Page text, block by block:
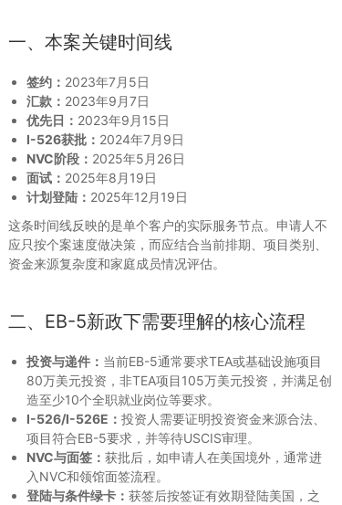
一、本案关键时间线
签约： 2023年7月5日
汇款： 2023年9月7日
优先日： 2023年9月15日
I-526获批： 2024年7月9日
NVC阶段： 2025年5月26日
面试： 2025年8月19日
计划登陆： 2025年12月19日
这条时间线反映的是单个客户的实际服务节点。申请人不
应只按个案速度做决策，而应结合当前排期、项目类别、
资金来源复杂度和家庭成员情况评估。
二、EB-5新政下需要理解的核心流程
投资与递件： 当前EB-5通常要求TEA或基础设施项目
80万美元投资，非TEA项目105万美元投资，并满足创
造至少10个全职就业岗位等要求。
I-526/I-526E： 投资人需要证明投资资金来源合法、
项目符合EB-5要求，并等待USCIS审理。
NVC与面签： 获批后，如申请人在美国境外，通常进
入NVC和领馆面签流程。
登陆与条件绿卡： 获签后按签证有效期登陆美国，之